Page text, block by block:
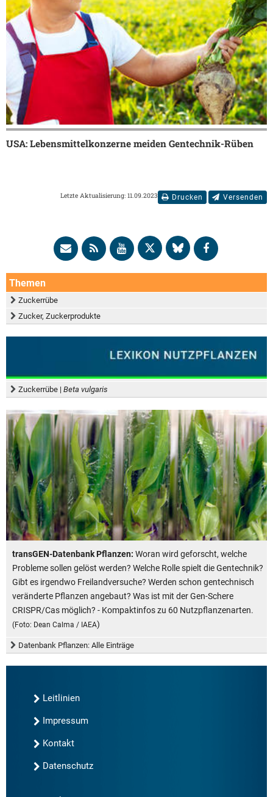
USA: Lebensmittelkonzerne meiden Gentechnik-Rüben
Drucken Versenden
Letzte Aktualisierung: 11.09.2023
Themen
Zuckerrübe
Zucker, Zuckerprodukte
Zuckerrübe | Beta vulgaris
transGEN-Datenbank Pflanzen: Woran wird geforscht, welche
Probleme sollen gelöst werden? Welche Rolle spielt die Gentechnik?
Gibt es irgendwo Freilandversuche? Werden schon gentechnisch
veränderte Pflanzen angebaut? Was ist mit der Gen-Schere
CRISPR/Cas möglich? - Kompaktinfos zu 60 Nutzpflanzenarten.
(Foto: Dean Calma / IAEA)
Datenbank Pflanzen: Alle Einträge
Leitlinien
Impressum
Kontakt
Datenschutz